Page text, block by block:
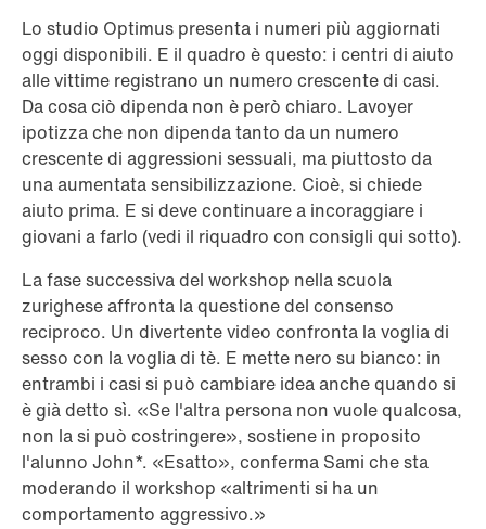
Lo studio Optimus presenta i numeri più aggiornati
oggi disponibili. E il quadro è questo: i centri di aiuto
alle vittime registrano un numero crescente di casi.
Da cosa ciò dipenda non è però chiaro. Lavoyer
ipotizza che non dipenda tanto da un numero
crescente di aggressioni sessuali, ma piuttosto da
una aumentata sensibilizzazione. Cioè, si chiede
aiuto prima. E si deve continuare a incoraggiare i
giovani a farlo (vedi il riquadro con consigli qui sotto).
La fase successiva del workshop nella scuola
zurighese affronta la questione del consenso
reciproco. Un divertente video confronta la voglia di
sesso con la voglia di tè. E mette nero su bianco: in
entrambi i casi si può cambiare idea anche quando si
è già detto sì. «Se l'altra persona non vuole qualcosa,
non la si può costringere», sostiene in proposito
l'alunno John*. «Esatto», conferma Sami che sta
moderando il workshop «altrimenti si ha un
comportamento aggressivo.»